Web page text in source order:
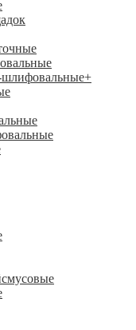
шлифовальные+